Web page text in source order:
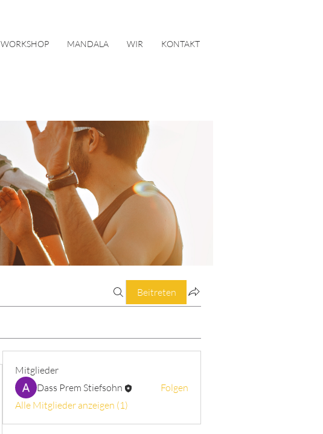
WORKSHOP MANDALA WIR KONTAKT
Beitreten
Mitglieder
Dass Prem Stiefsohn
Folgen
Alle Mitglieder anzeigen (1)